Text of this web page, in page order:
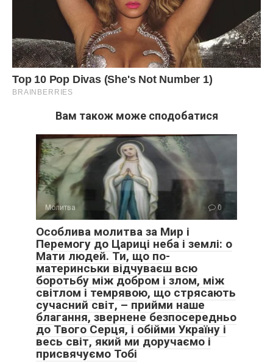
Вам також може сподобатися
Молитва 0
Особлива молитва за Мир і
Перемогу до Цариці неба і землі: о
Мати людей. Ти, що по-
материнськи відчуваєш всю
боротьбу між добром і злом, між
світлом і темрявою, що стрясають
сучасний світ, – прийми наше
благання, звернене безпосередньо
до Твого Серця, і обійми Україну і
весь світ, який ми доручаємо і
присвячуємо Тобі